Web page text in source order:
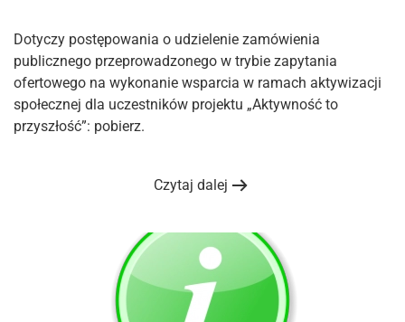
Dotyczy postępowania o udzielenie zamówienia
publicznego przeprowadzonego w trybie zapytania
ofertowego na wykonanie wsparcia w ramach aktywizacji
społecznej dla uczestników projektu „Aktywność to
przyszłość”: pobierz.
Czytaj dalej